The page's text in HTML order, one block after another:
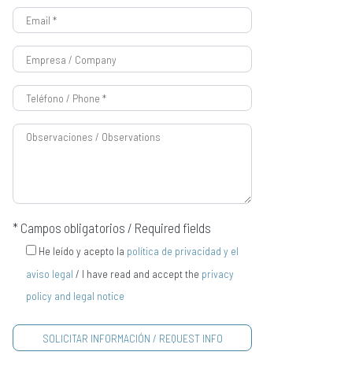
* Campos obligatorios / Required fields
He leído y acepto la política de privacidad y el
aviso legal / I have read and accept the privacy
policy and legal notice